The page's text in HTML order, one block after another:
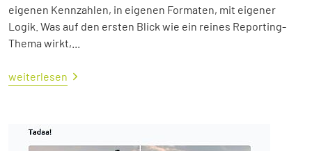
eigenen Kennzahlen, in eigenen Formaten, mit eigener
Logik. Was auf den ersten Blick wie ein reines Reporting-
Thema wirkt,...
weiterlesen